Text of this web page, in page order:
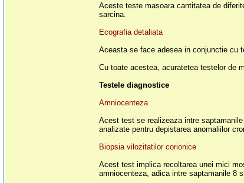
Aceste teste masoara cantitatea de
sarcina.
Ecografia detaliata
Aceasta se face adesea in conjunctie cu
Cu toate acestea, acuratetea testelor de
Testele diagnostice
Amniocenteza
Acest test se realizeaza intre
analizate pentru depistarea anomaliilor
Biopsia vilozitatilor corionice
Acest test implica recoltarea unei mici
amniocenteza, adica intre saptamanile 8